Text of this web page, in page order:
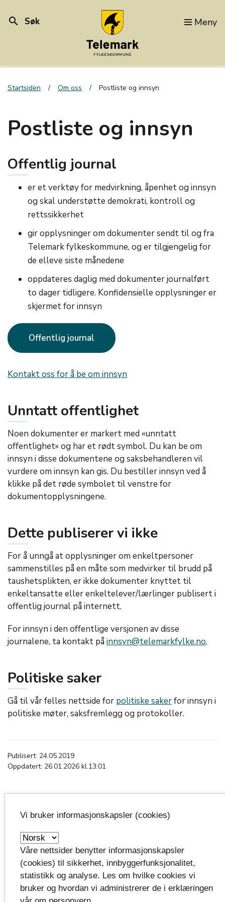
search Søk Meny
Startsiden Om oss Postliste og innsyn
Postliste og innsyn
Offentlig journal
er et verktøy for medvirkning, åpenhet og innsyn
og skal understøtte demokrati, kontroll og
rettssikkerhet
gir opplysninger om dokumenter sendt til og fra
Telemark fylkeskommune, og er tilgjengelig for
de elleve siste månedene
oppdateres daglig med dokumenter journalført
to dager tidligere. Konfidensielle opplysninger er
skjermet for innsyn
Offentlig journal
Kontakt oss for å be om innsyn
Unntatt offentlighet
Noen dokumenter er markert med «unntatt
offentlighet» og har et rødt symbol. Du kan be om
innsyn i disse dokumentene og saksbehandleren vil
vurdere om innsyn kan gis. Du bestiller innsyn ved å
klikke på det røde symbolet til venstre for
dokumentopplysningene.
Dette publiserer vi ikke
For å unngå at opplysninger om enkeltpersoner
sammenstilles på en måte som medvirker til brudd på
taushetsplikten, er ikke dokumenter knyttet til
enkeltansatte eller enkeltelever/lærlinger publisert i
offentlig journal på internett.
For innsyn i den offentlige versjonen av disse
journalene, ta kontakt påinnsyn@telemarkfylke.no.
Politiske saker
Gå til vår felles nettside for politiske sakerfor innsyn i
politiske møter, saksfremlegg og protokoller.
Publisert: 24.05.2019
Oppdatert: 26.01.2026 kl.13:01
Se også
eDialog - send sikker digital post
Vi bruker informasjonskapsler (cookies)
Våre nettsider benytter informasjonskapsler
(cookies) til sikkerhet, innbyggerfunksjonalitet,
statistikk og analyse. Les om hvilke cookies vi
bruker og hvordan vi administrerer de i erklæringen